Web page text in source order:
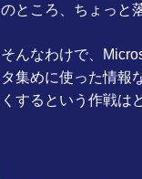
のところ、ちょっと
そんなわけで、
タ集めに使った情報
くするという作戦は